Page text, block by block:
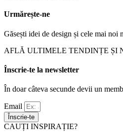
Urmărește-ne
Găsești idei de design și cele mai noi
AFLĂ ULTIMELE TENDINȚE ȘI
Înscrie-te la newsletter
În doar câteva secunde devii un
Email
Înscrie-te
CAUȚI INSPIRAȚIE?